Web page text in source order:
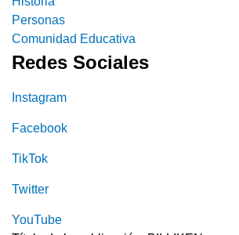
Personas
Comunidad Educativa
Redes Sociales
Instagram
Facebook
TikTok
Twitter
YouTube